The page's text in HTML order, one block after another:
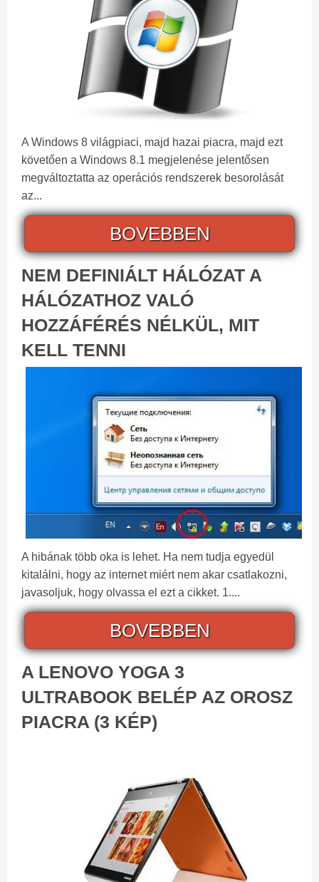
A Windows 8 világpiaci, majd hazai piacra, majd ezt
követően a Windows 8.1 megjelenése jelentősen
megváltoztatta az operációs rendszerek besorolását
az...
BOVEBBEN
NEM DEFINIÁLT HÁLÓZAT A
HÁLÓZATHOZ VALÓ
HOZZÁFÉRÉS NÉLKÜL, MIT
KELL TENNI
A hibának több oka is lehet. Ha nem tudja egyedül
kitalálni, hogy az internet miért nem akar csatlakozni,
javasoljuk, hogy olvassa el ezt a cikket. 1....
BOVEBBEN
A LENOVO YOGA 3
ULTRABOOK BELÉP AZ OROSZ
PIACRA (3 KÉP)